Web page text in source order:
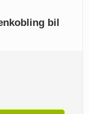
bil